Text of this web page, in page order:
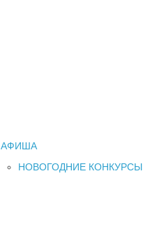
АФИША
НОВОГОДНИЕ КОНКУРСЫ